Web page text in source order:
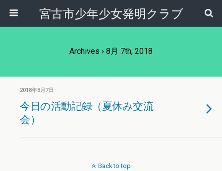
宮古市少年少女発明クラブ
Archives › 8月 7th, 2018
2018年8月7日
今日の活動記録（夏休み交流
会）
Back to top